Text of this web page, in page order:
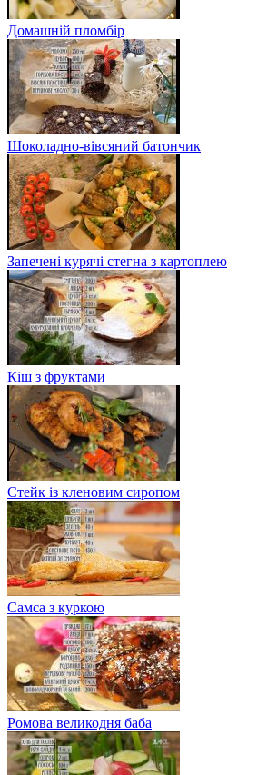
Домашній пломбір
Шоколадно-вівсяний батончик
Запечені курячі стегна з картоплею
Кіш з фруктами
Стейк із кленовим сиропом
Самса з куркою
Ромова великодня баба